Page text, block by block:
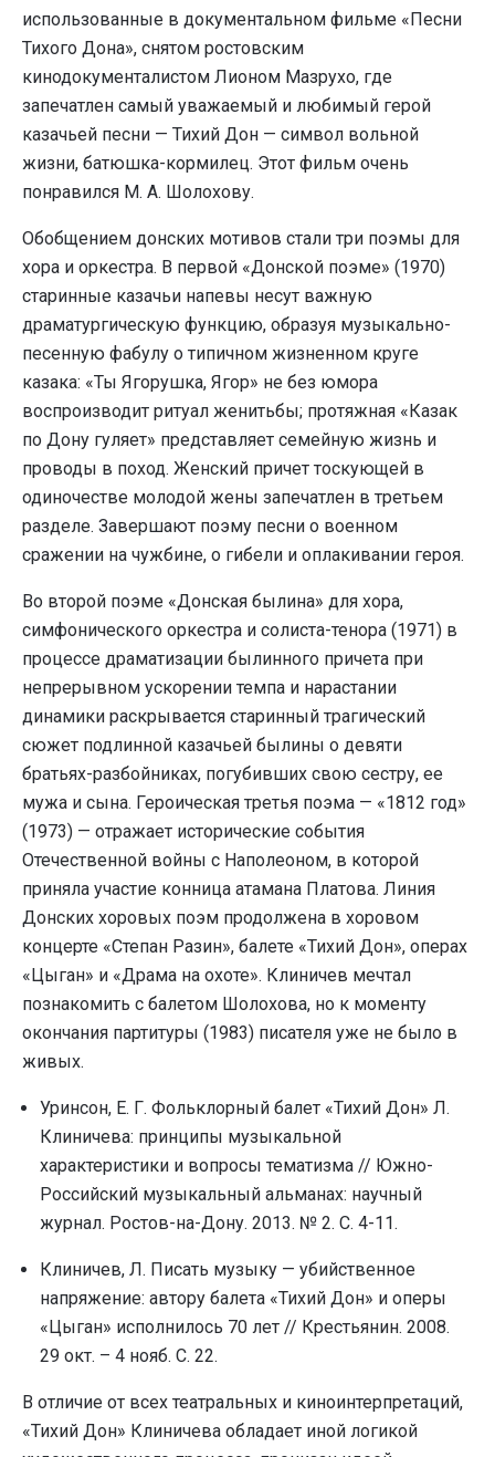
использованные в документальном фильме «Песни
Тихого Дона», снятом ростовским
кинодокументалистом Лионом Мазрухо, где
запечатлен самый уважаемый и любимый герой
казачьей песни — Тихий Дон — символ вольной
жизни, батюшка-кормилец. Этот фильм очень
понравился М. А. Шолохову.
Обобщением донских мотивов стали три поэмы для
хора и оркестра. В первой «Донской поэме» (1970)
старинные казачьи напевы несут важную
драматургическую функцию, образуя музыкально-
песенную фабулу о типичном жизненном круге
казака: «Ты Ягорушка, Ягор» не без юмора
воспроизводит ритуал женитьбы; протяжная «Казак
по Дону гуляет» представляет семейную жизнь и
проводы в поход. Женский причет тоскующей в
одиночестве молодой жены запечатлен в третьем
разделе. Завершают поэму песни о военном
сражении на чужбине, о гибели и оплакивании героя.
Во второй поэме «Донская былина» для хора,
симфонического оркестра и солиста-тенора (1971) в
процессе драматизации былинного причета при
непрерывном ускорении темпа и нарастании
динамики раскрывается старинный трагический
сюжет подлинной казачьей былины о девяти
братьях-разбойниках, погубивших свою сестру, ее
мужа и сына. Героическая третья поэма — «1812 год»
(1973) — отражает исторические события
Отечественной войны с Наполеоном, в которой
приняла участие конница атамана Платова. Линия
Донских хоровых поэм продолжена в хоровом
концерте «Степан Разин», балете «Тихий Дон», операх
«Цыган» и «Драма на охоте». Клиничев мечтал
познакомить с балетом Шолохова, но к моменту
окончания партитуры (1983) писателя уже не было в
живых.
Уринсон, Е. Г. Фольклорный балет «Тихий Дон» Л.
Клиничева: принципы музыкальной
характеристики и вопросы тематизма // Южно-
Российский музыкальный альманах: научный
журнал. Ростов-на-Дону. 2013. № 2. С. 4-11.
Клиничев, Л. Писать музыку — убийственное
напряжение: автору балета «Тихий Дон» и оперы
«Цыган» исполнилось 70 лет // Крестьянин. 2008.
29 окт. – 4 нояб. С. 22.
В отличие от всех театральных и киноинтерпретаций,
«Тихий Дон» Клиничева обладает иной логикой